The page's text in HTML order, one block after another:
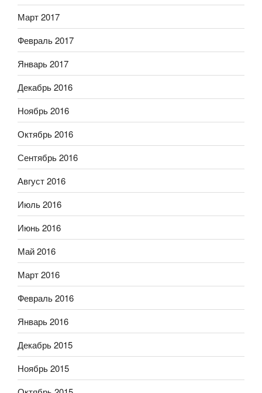
Март 2017
Февраль 2017
Январь 2017
Декабрь 2016
Ноябрь 2016
Октябрь 2016
Сентябрь 2016
Август 2016
Июль 2016
Июнь 2016
Май 2016
Март 2016
Февраль 2016
Январь 2016
Декабрь 2015
Ноябрь 2015